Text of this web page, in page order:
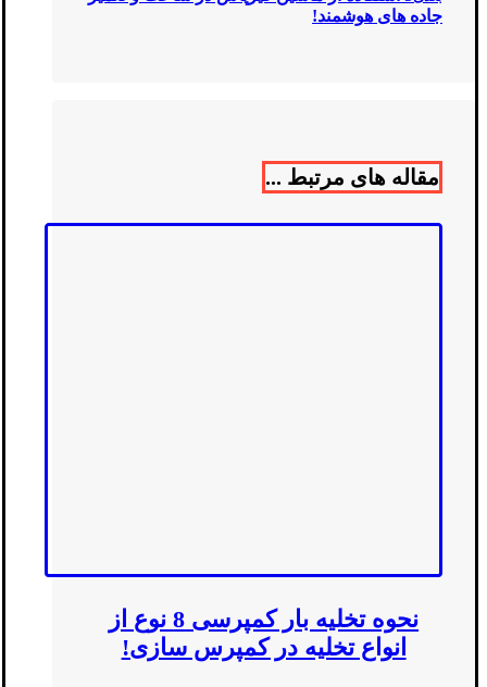
جاده‌ های هوشمند!
مقاله های مرتبط ...
نحوه تخلیه بار کمپرسی 8 نوع از
انواع تخلیه در کمپرس سازی!